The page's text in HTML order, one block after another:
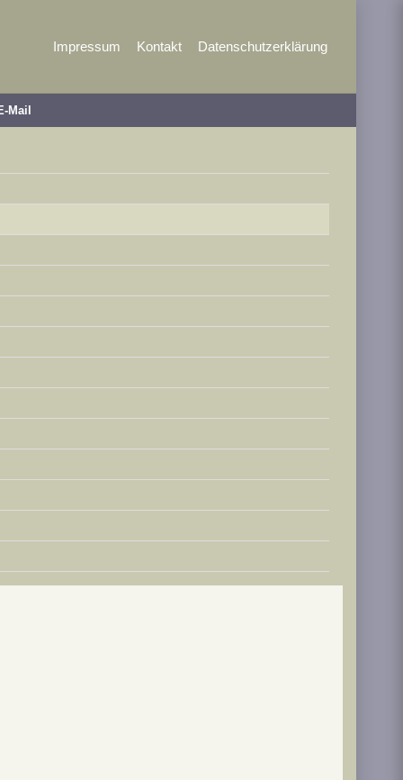
Impressum Kontakt Datenschutzerklärung
Mail